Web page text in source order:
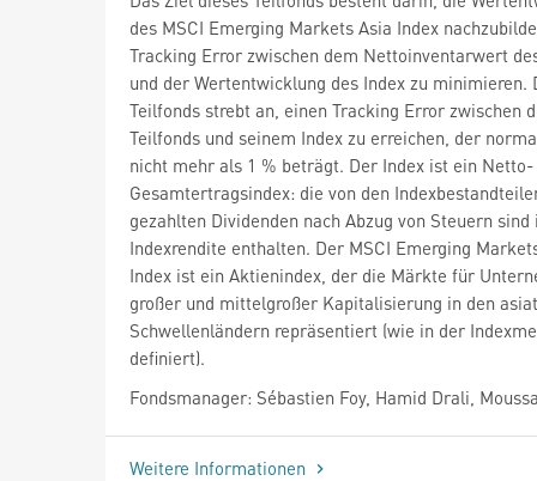
des MSCI Emerging Markets Asia Index
Tracking Error zwischen dem Nettoinventarwert
und der Wertentwicklung des Index zu minimieren.
Teilfonds strebt an, einen Tracking Error zwischen
Teilfonds und seinem Index zu erreichen, der
nicht mehr als 1 % beträgt. Der Index ist ein Netto-
Gesamtertragsindex: die von den
gezahlten Dividenden nach Abzug von Steuern sind
Indexrendite enthalten. Der MSCI Emerging
Index ist ein Aktienindex, der die Märkte für
großer und mittelgroßer Kapitalisierung in den
Schwellenländern repräsentiert (wie in der
definiert).
Fondsmanager: Sébastien Foy, Hamid Drali,
Weitere Informationen